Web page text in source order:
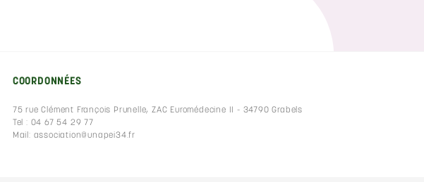
COORDONNÉES
75 rue Clément François Prunelle, ZAC Euromédecine II - 34790 Grabels
Tel : 04 67 54 29 77
Mail: association@unapei34.fr